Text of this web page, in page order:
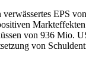
EPS
von 936 Mio.
von